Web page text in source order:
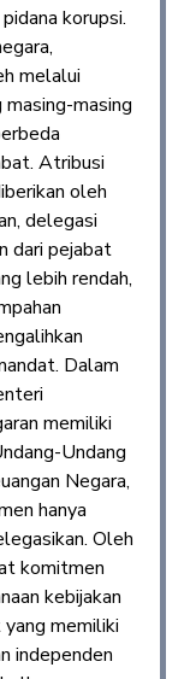
korupsi.
melalui
masing
Atribusi
oleh
delegasi
dari pejabat
lebih rendah,
Dalam
memiliki
Undang
Negara,
hanya
Oleh
komitmen
kebijakan
memiliki
independen